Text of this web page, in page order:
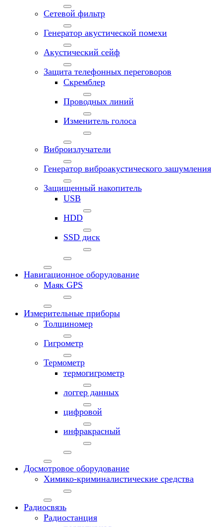
Сетевой фильтр
Генератор акустической помехи
Акустический сейф
Защита телефонных переговоров
Скремблер
Проводных линий
Изменитель голоса
Виброизлучатели
Генератор виброакустического зашумления
Защищенный накопитель
USB
HDD
SSD диск
Навигационное оборудование
Маяк GPS
Измерительные приборы
Толщиномер
Гигрометр
Термометр
термогигрометр
логгер данных
цифровой
инфракрасный
Досмотровое оборудование
Химико-криминалистические средства
Радиосвязь
Радиостанция